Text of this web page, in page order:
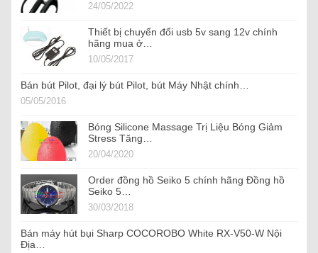
24/05/2022
Thiết bị chuyển đổi usb 5v sang 12v chính
hãng mua ở…
10/05/2017
Bán bút Pilot, đại lý bút Pilot, bút Máy Nhật chính…
05/05/2016
Bóng Silicone Massage Trị Liệu Bóng Giảm
Stress Tăng…
20/04/2020
Order đồng hồ Seiko 5 chính hãng Đồng hồ
Seiko 5…
30/03/2018
Bán máy hút bụi Sharp COCOROBO White RX-V50-W Nội
Địa…